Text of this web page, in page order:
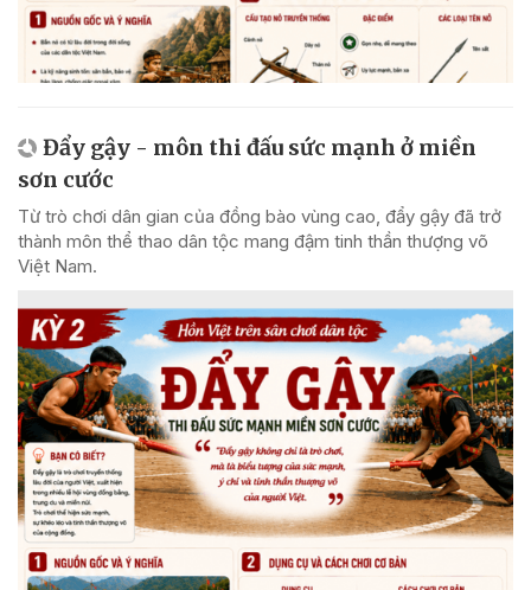
Đẩy gậy - môn thi đấu sức mạnh ở miền
sơn cước
Từ trò chơi dân gian của đồng bào vùng cao, đẩy gậy đã trở
thành môn thể thao dân tộc mang đậm tinh thần thượng võ
Việt Nam.